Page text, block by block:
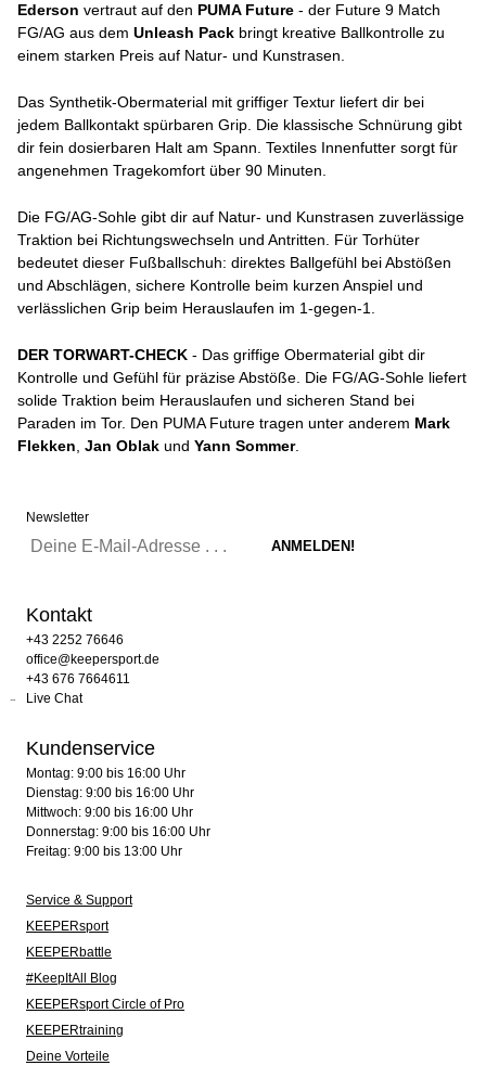
Ederson vertraut auf den PUMA Future - der Future 9 Match
FG/AG aus dem Unleash Pack bringt kreative Ballkontrolle zu
einem starken Preis auf Natur- und Kunstrasen.
Das Synthetik-Obermaterial mit griffiger Textur liefert dir bei
jedem Ballkontakt spürbaren Grip. Die klassische Schnürung gibt
dir fein dosierbaren Halt am Spann. Textiles Innenfutter sorgt für
angenehmen Tragekomfort über 90 Minuten.
Die FG/AG-Sohle gibt dir auf Natur- und Kunstrasen zuverlässige
Traktion bei Richtungswechseln und Antritten. Für Torhüter
bedeutet dieser Fußballschuh: direktes Ballgefühl bei Abstößen
und Abschlägen, sichere Kontrolle beim kurzen Anspiel und
verlässlichen Grip beim Herauslaufen im 1-gegen-1.
DER TORWART-CHECK - Das griffige Obermaterial gibt dir
Kontrolle und Gefühl für präzise Abstöße. Die FG/AG-Sohle liefert
solide Traktion beim Herauslaufen und sicheren Stand bei
Paraden im Tor. Den PUMA Future tragen unter anderem Mark
Flekken Jan Oblak und Yann Sommer.
Newsletter
Kontakt
+43 2252 76646
office@keepersport.de
+43 676 7664611
Live Chat
Kundenservice
Montag: 9:00 bis 16:00 Uhr
Dienstag: 9:00 bis 16:00 Uhr
Mittwoch: 9:00 bis 16:00 Uhr
Donnerstag: 9:00 bis 16:00 Uhr
Freitag: 9:00 bis 13:00 Uhr
Service & Support
KEEPERsport
KEEPERbattle
#KeepItAll Blog
KEEPERsport Circle of Pro
KEEPERtraining
Deine Vorteile